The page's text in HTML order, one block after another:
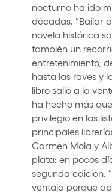
nocturno ha ido
décadas. “Bailar
novela histórica
también un
entretenimiento,
hasta las raves y
libro salió a la
ha hecho más
privilegio en las
principales
Carmen Mola y
plata: en pocos
segunda edición.
ventaja porque